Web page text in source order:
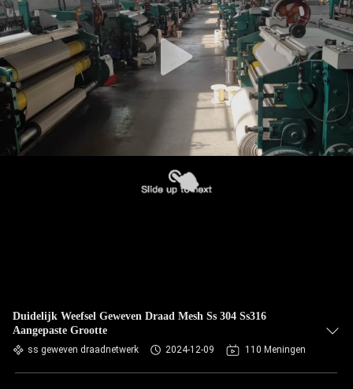
Duidelijk Weefsel Geweven Draad Mesh Ss 304 Ss316
Aangepaste Grootte
ss geweven draadnetwerk 2024-12-09 110 Meningen